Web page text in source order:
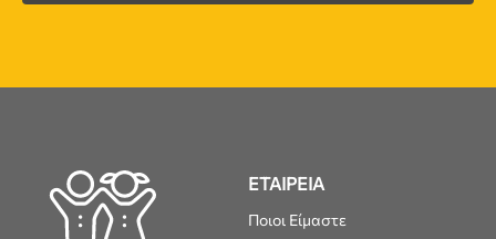
ΕΤΑΙΡΕΙΑ
Ποιοι Είμαστε